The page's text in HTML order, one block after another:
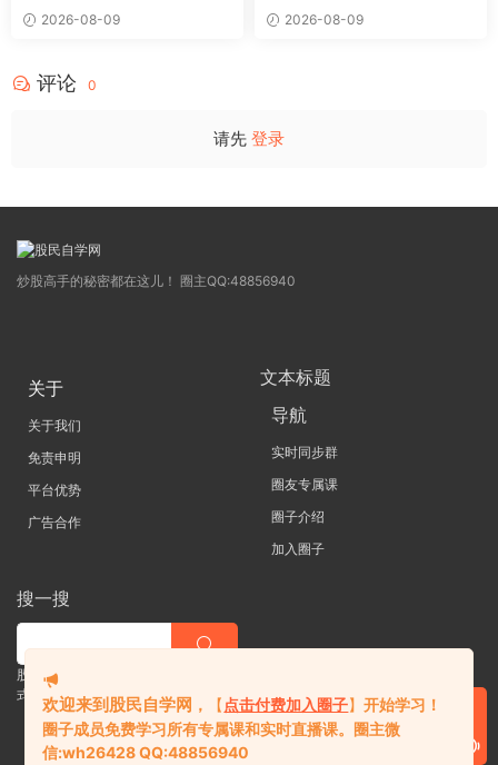
〖利多阳〗副图/选股 全均线
2026-08-09
〖踏浪而行〗副图指标 用筹码
2026-08-09
评论 0
请先 登录
炒股高手的秘密都在这儿！ 圈主QQ:48856940
关于
关于我们
免责申明
平台优势
广告合作
文本标题
导航
实时同步群
圈友专属课
圈子介绍
加入圈子
搜一搜
股票 |直播| 外汇| 期货 |金融理财一站
式学习平台
欢迎来到股民自学网 ， 【 点击付费加入圈子】开始学习！
圈子成员免费学习所有专属课和实时直播课。 圈主微
信:wh26428 QQ:48856940